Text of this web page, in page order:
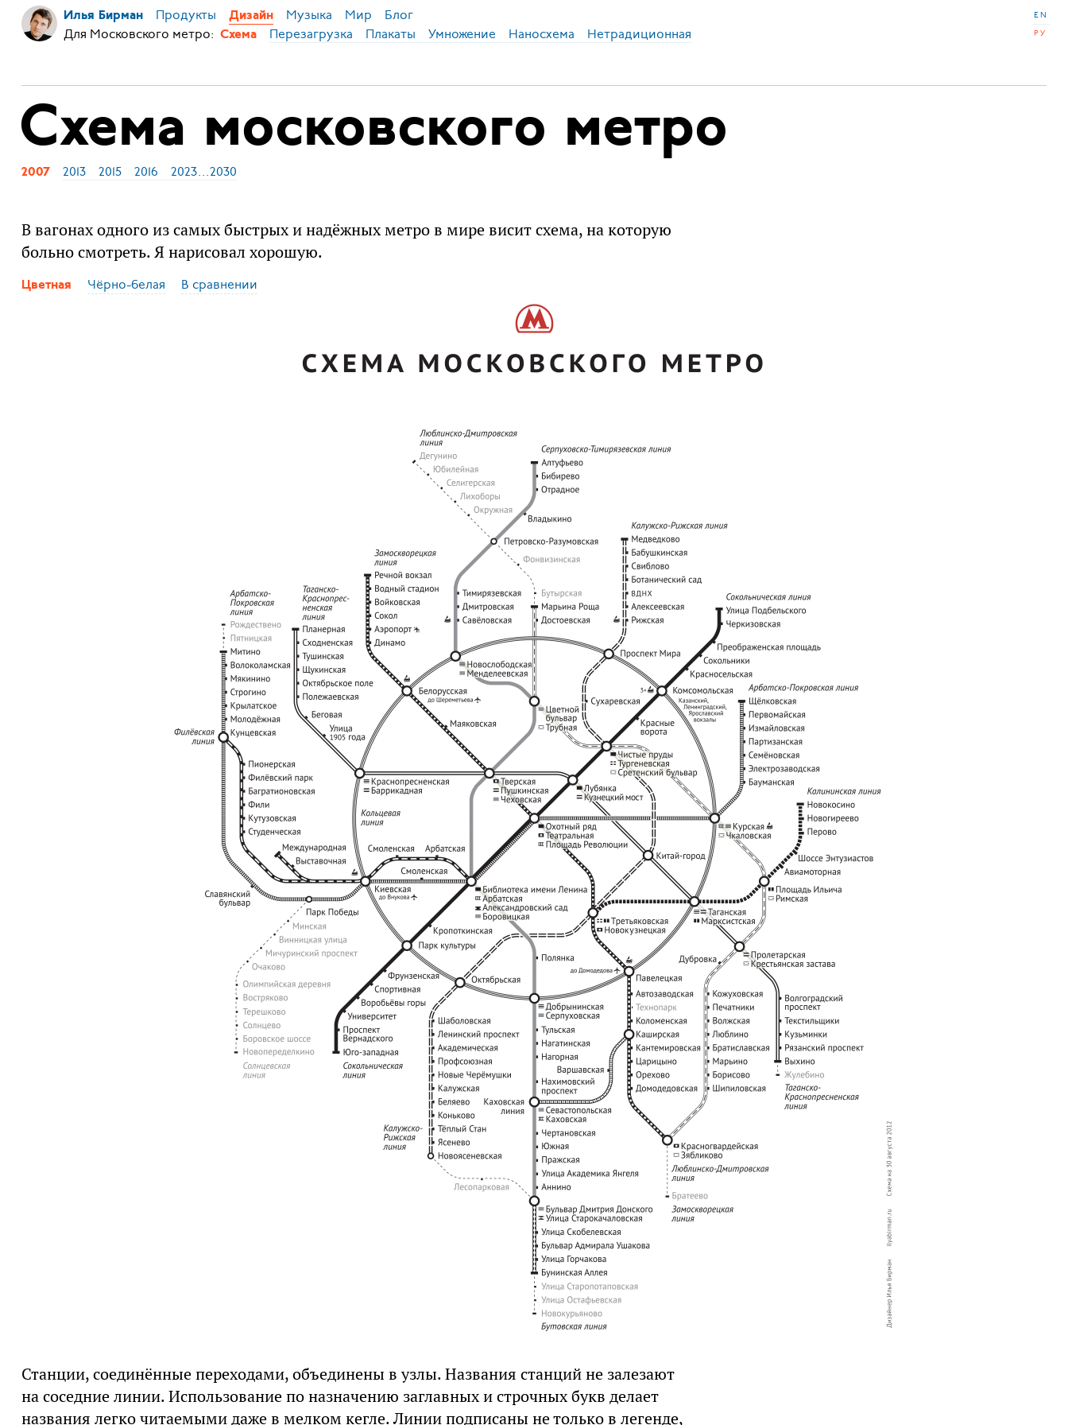
Илья Бирман Продукты Дизайн Музыка Мир Блог
EN
РУ
Для Московского метро: Схема Перезагрузка Плакаты Умножение Наносхема Нетрадиционная
Схема московского метро
2007 2013 2015 2016 2023...2030
В вагонах одного из самых быстрых и надёжных метро в мире висит схема, на которую
больно смотреть. Я нарисовал хорошую.
Цветная Чёрно-белая В сравнении
Станции, соединённые переходами, объединены в узлы. Названия станций не залезают
на соседние линии. Использование по назначению заглавных и строчных букв делает
названия легко читаемыми даже в мелком кегле. Линии подписаны не только в легенде,